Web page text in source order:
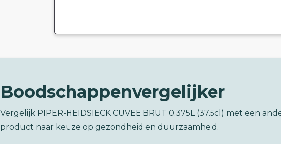
Boodschappenvergelijker
Vergelijk PIPER-HEIDSIECK CUVEE BRUT 0.375L (37.5cl) met een
product naar keuze op gezondheid en duurzaamheid.